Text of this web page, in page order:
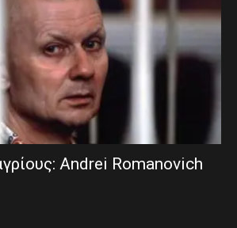
Andrei Romanovich